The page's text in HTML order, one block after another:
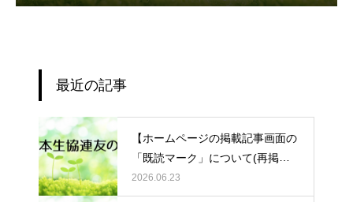
最近の記事
【ホームページの掲載記事画面の
「既読マーク」について(再掲
載)】 を掲載いたしました。
2026.06.23